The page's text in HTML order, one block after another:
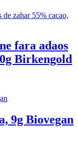
fara adaos
Birkengold
9g Biovegan